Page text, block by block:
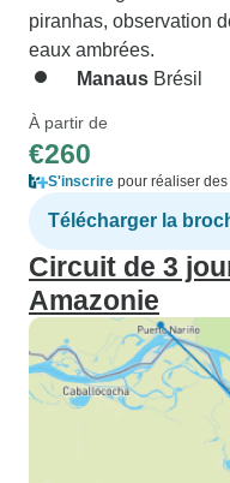
piranhas, observation
eaux ambrées.
Manaus Brésil
À partir de
€260
S'inscrire pour réaliser
Télécharger la
Circuit de 3
Amazonie